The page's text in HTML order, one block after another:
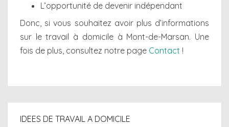
L’opportunité de devenir indépendant
Donc, si vous souhaitez avoir plus d’informations
sur le travail à domicile à Mont-de-Marsan. Une
fois de plus, consultez notre page Contact !
IDEES DE TRAVAIL A DOMICILE